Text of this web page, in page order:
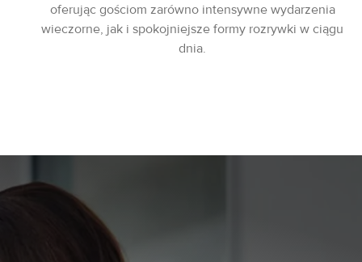
oferując gościom zarówno intensywne wydarzenia
wieczorne, jak i spokojniejsze formy rozrywki w ciągu
dnia.